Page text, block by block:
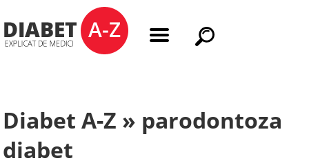
Diabet A-Z » parodontoza
diabet